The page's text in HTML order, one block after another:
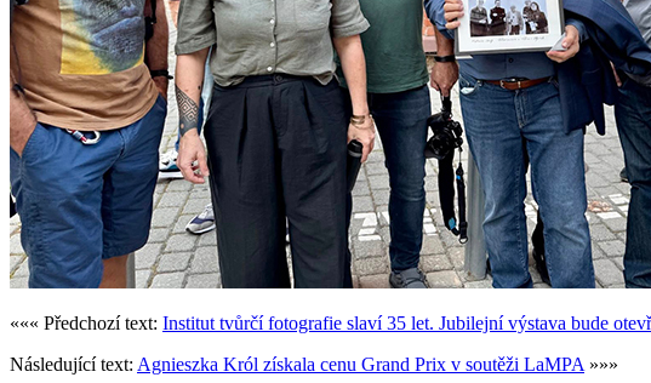
««« Předchozí text: Institut tvůrčí fotografie slaví 35 let. Jubilejní výstava bude
Následující text: Agnieszka Król získala cenu Grand Prix v soutěži LaMPA »»»